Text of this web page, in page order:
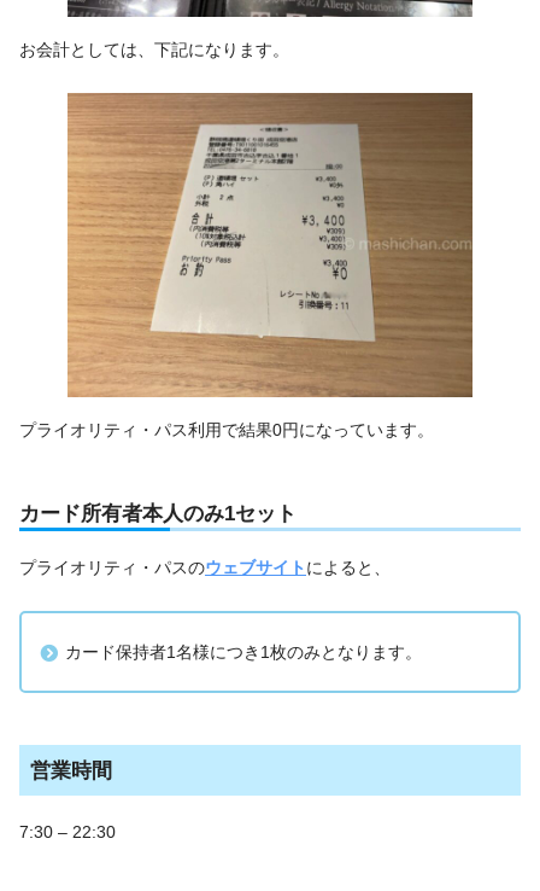
お会計としては、下記になります。
プライオリティ・パス利用で結果0円になっています。
カード所有者本人のみ1セット
プライオリティ・パスのウェブサイトによると、
カード保持者1名様につき1枚のみとなります。
営業時間
7:30 – 22:30